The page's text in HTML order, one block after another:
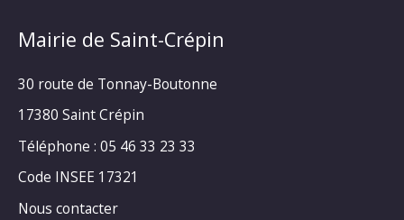
Mairie de Saint-Crépin
30 route de Tonnay-Boutonne
17380 Saint Crépin
Téléphone : 05 46 33 23 33
Code INSEE 17321
Nous contacter